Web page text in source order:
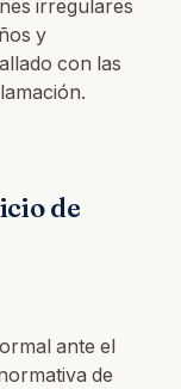
irregulares
y
con las
de
ante el
de